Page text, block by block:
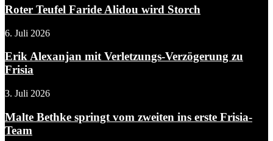
Roter Teufel Faride Alidou wird Storch
6. Juli 2026
Erik Alexanjan mit Verletzungs-Verzögerung zu
Frisia
3. Juli 2026
Malte Bethke springt vom zweiten ins erste Frisia-
Team